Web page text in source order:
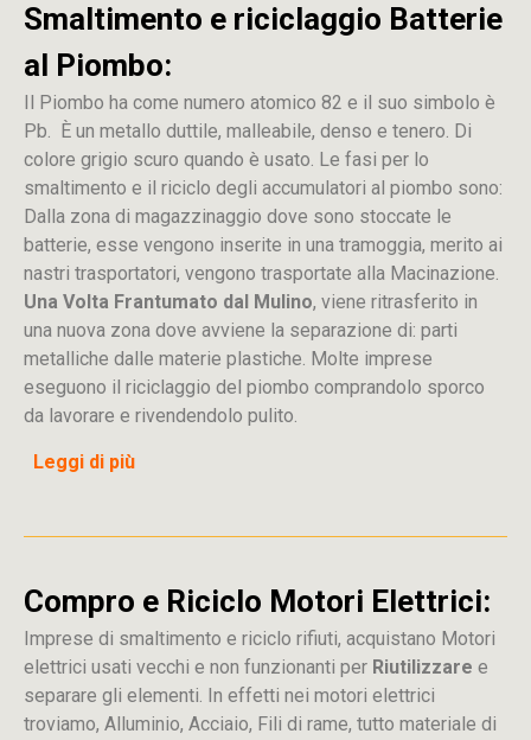
Smaltimento e riciclaggio Batterie
al Piombo:
Il Piombo ha come numero atomico 82 e il suo simbolo è
Pb. È un metallo duttile, malleabile, denso e tenero. Di
colore grigio scuro quando è usato. Le fasi per lo
smaltimento e il riciclo degli accumulatori al piombo sono:
Dalla zona di magazzinaggio dove sono stoccate le
batterie, esse vengono inserite in una tramoggia, merito ai
nastri trasportatori, vengono trasportate alla Macinazione.
Una Volta Frantumato dal Mulino, viene ritrasferito in
una nuova zona dove avviene la separazione di: parti
metalliche dalle materie plastiche. Molte imprese
eseguono il riciclaggio del piombo comprandolo sporco
da lavorare e rivendendolo pulito.
Leggi di più
Compro e Riciclo Motori Elettrici:
Imprese di smaltimento e riciclo rifiuti, acquistano Motori
elettrici usati vecchi e non funzionanti per Riutilizzare e
separare gli elementi. In effetti nei motori elettrici
troviamo, Alluminio, Acciaio, Fili di rame, tutto materiale di